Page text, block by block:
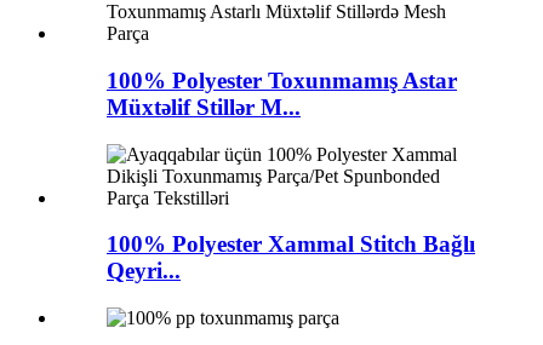
100% Polyester Toxunmamış Astar
Müxtəlif Stillər M...
100% Polyester Xammal Stitch Bağlı
Qeyri...